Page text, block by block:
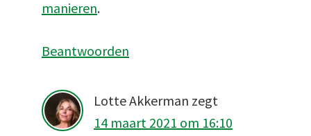
manieren.
Beantwoorden
Lotte Akkerman zegt
14 maart 2021 om 16:10